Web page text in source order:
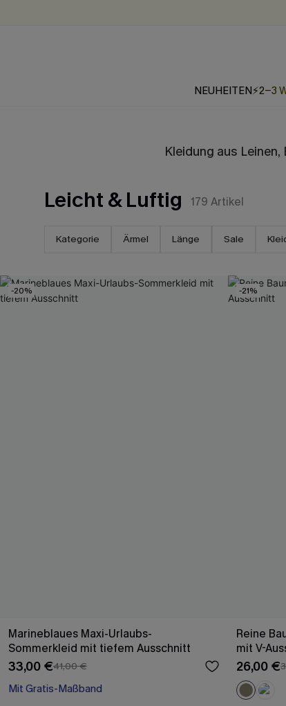
NEUHEITEN⚡2-3
Kleidung aus
Leicht & Luftig 179 Artikel
Kategorie Ärmel Länge Sale
-20%
Marineblaues Maxi-Urlaubs-
Sommerkleid mit tiefem Ausschnitt
33,00 €41,00 €
Mit Gratis-Maßband
-21%
Reine
mit V-
26,00 €